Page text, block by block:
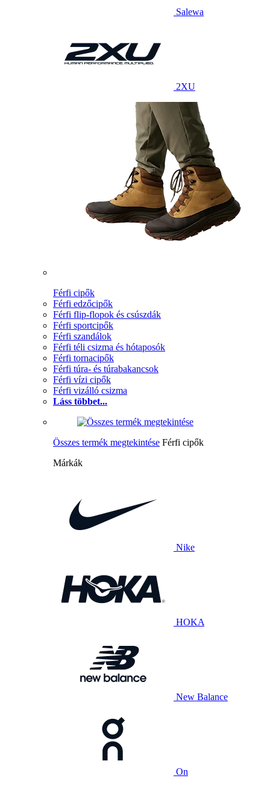
Salewa
2XU
Férfi cipők
Férfi edzőcipők
Férfi flip-flopok és csúszdák
Férfi sportcipők
Férfi szandálok
Férfi téli csizma és hótaposók
Férfi tornacipők
Férfi túra- és túrabakancsok
Férfi vízi cipők
Férfi vizálló csizma
Láss többet...
Összes termék megtekintése Férfi cipők
Márkák
Nike
HOKA
New Balance
On